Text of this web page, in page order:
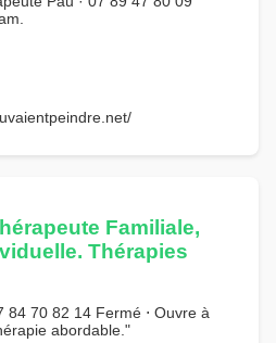
Familiale,
Thérapies
84 70 82 14 Fermé ⋅ Ouvre à
abordable."